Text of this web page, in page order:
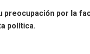
preocupación por la
política.